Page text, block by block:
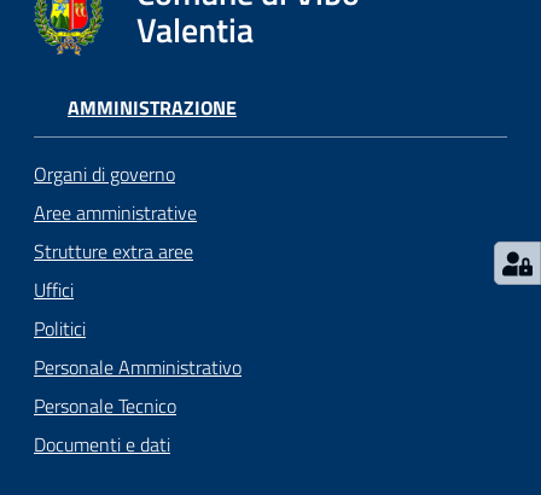
argomenti...
Seguici
su
Valentia
AMMINISTRAZIONE
Organi di governo
Aree amministrative
Strutture extra aree
Uffici
Politici
Personale Amministrativo
Personale Tecnico
Documenti e dati